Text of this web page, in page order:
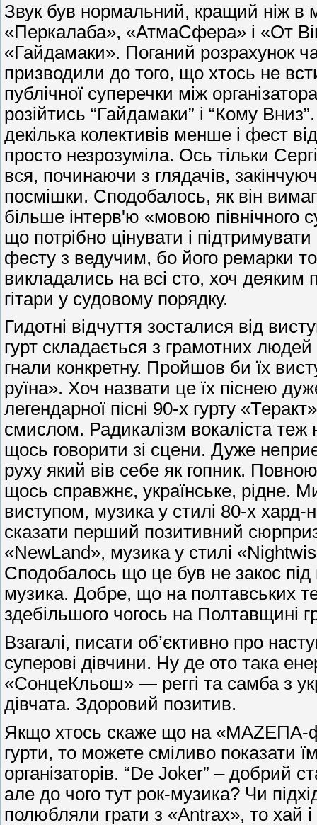
Звук був нормальний, кращий ніж в
«Перкалаба», «АтмаСфера» і «От
«Гайдамаки». Поганий розрахунок
призводили до того, що хтось не
публічної суперечки між
розійтись “Гайдамаки” і “Кому
декілька колективів менше і фест
просто незрозуміла. Ось тільки
вся, починаючи з глядачів,
посмішки. Сподобалось, як він
більше інтерв'ю «мовою північного
що потрібно цінувати і
фесту з ведучим, бо його ремарки
викладались на всі сто, хоч деяким
гітари у судовому порядку.
Гидотні відчуття зосталися від
гурт складається з грамотних людей
гнали конкретну. Пройшов би їх
руїна». Хоч назвати це їх піснею
легендарної пісні 90-х гурту
смислом. Радикалізм вокаліста
щось говорити зі сцени. Дуже
руху який вів себе як гопник.
щось справжнє, українське, рідне.
виступом, музика у стилі 80-х
сказати перший позитивний
«NewLand», музика у стилі
Сподобалось що це був не закос
музика. Добре, що на полтавських
здебільшого чогось на Полтавщині
Взагалі, писати об’єктивно про
суперові дівчини. Ну де ото така
«СонцеКльош» — реггі та самба з
дівчата. Здоровий позитив.
Якщо хтось скаже що на «МАZEПА-
гурти, то можете сміливо показати
організаторів. “De Joker” – добрий
але до чого тут рок-музика? Чи
полюбляли грати з «Antrax», то хай